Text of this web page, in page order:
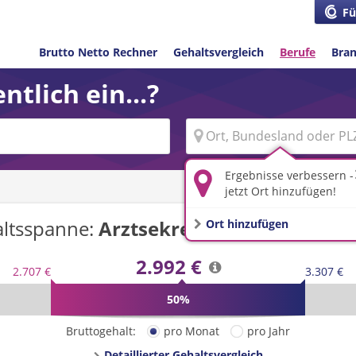
Brutto Netto Rechner Gehaltsvergleich Berufe
ein...?
Ergebnisse verbessern -
jetzt Ort hinzufügen!
Ort hinzufügen
Arztsekretär/-inin
2.707 € 2.992 €
3.307 €
50%
Bruttogehalt: pro Monat
pro Jahr